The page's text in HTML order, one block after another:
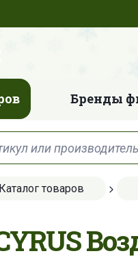
Бренды
Каталог товаров